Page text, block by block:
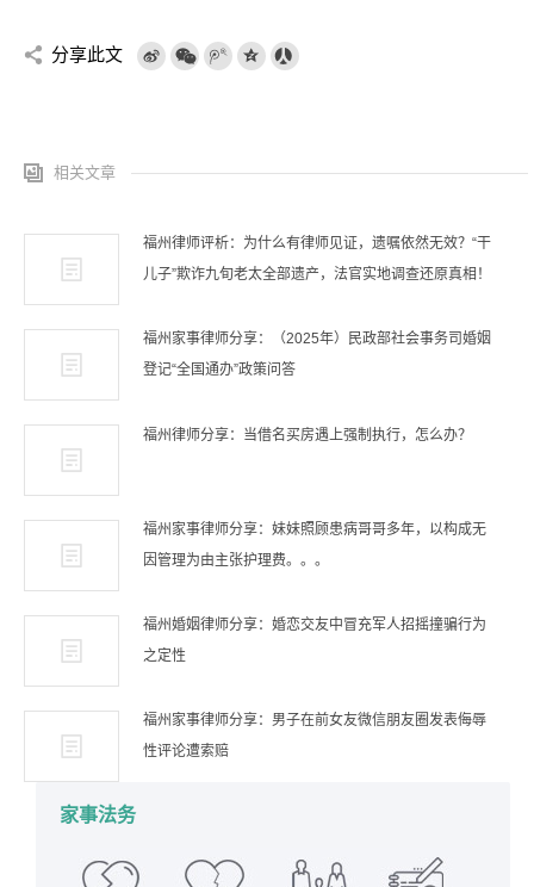
分享此文
相关文章
福州律师评析：为什么有律师见证，遗嘱依然无效？“干
儿子”欺诈九旬老太全部遗产，法官实地调查还原真相！
福州家事律师分享：（2025年）民政部社会事务司婚姻
登记“全国通办”政策问答
福州律师分享：当借名买房遇上强制执行，怎么办？
福州家事律师分享：妹妹照顾患病哥哥多年，以构成无
因管理为由主张护理费。。。
福州婚姻律师分享：婚恋交友中冒充军人招摇撞骗行为
之定性
福州家事律师分享：男子在前女友微信朋友圈发表侮辱
性评论遭索赔
家事法务